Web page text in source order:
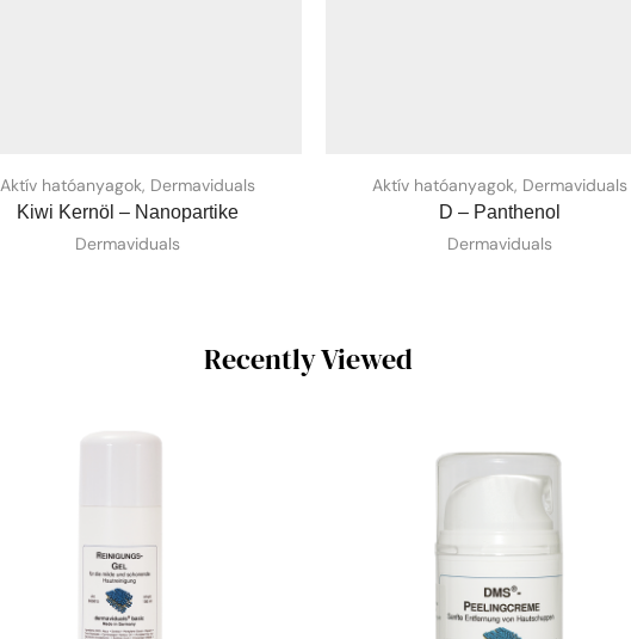
Aktív hatóanyagok, Dermaviduals
Kiwi Kernöl – Nanopartike
Dermaviduals
Aktív hatóanyagok, Dermaviduals
D – Panthenol
Dermaviduals
Recently Viewed